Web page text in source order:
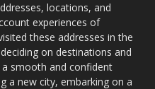
locations, and
experiences of
these addresses in the
on destinations and
smooth and confident
a new city, embarking on a